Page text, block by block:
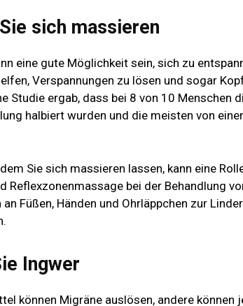
sich massieren
eine gute Möglichkeit sein, sich zu
Verspannungen zu lösen und sogar
Studie ergab, dass bei 8 von 10 Menschen
halbiert wurden und die meisten von
Sie sich massieren lassen, kann eine
Reflexzonenmassage bei der Behandlung
Füßen, Händen und Ohrläppchen zur
Ingwer
können Migräne auslösen, andere können